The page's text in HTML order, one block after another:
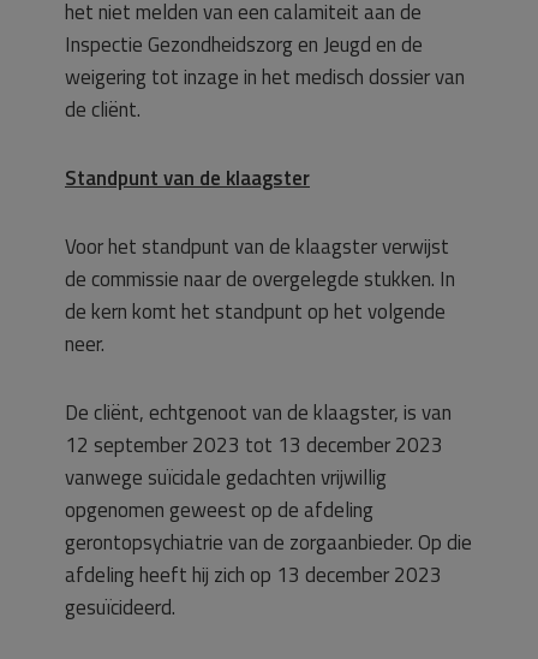
het niet melden van een calamiteit aan de
Inspectie Gezondheidszorg en Jeugd en de
weigering tot inzage in het medisch dossier van
de cliënt.
Standpunt van de klaagster
Voor het standpunt van de klaagster verwijst
de commissie naar de overgelegde stukken. In
de kern komt het standpunt op het volgende
neer.
De cliënt, echtgenoot van de klaagster, is van
12 september 2023 tot 13 december 2023
vanwege suïcidale gedachten vrijwillig
opgenomen geweest op de afdeling
gerontopsychiatrie van de zorgaanbieder. Op die
afdeling heeft hij zich op 13 december 2023
gesuïcideerd.